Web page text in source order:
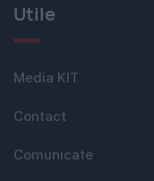
Utile
Media KIT
Contact
Comunicate